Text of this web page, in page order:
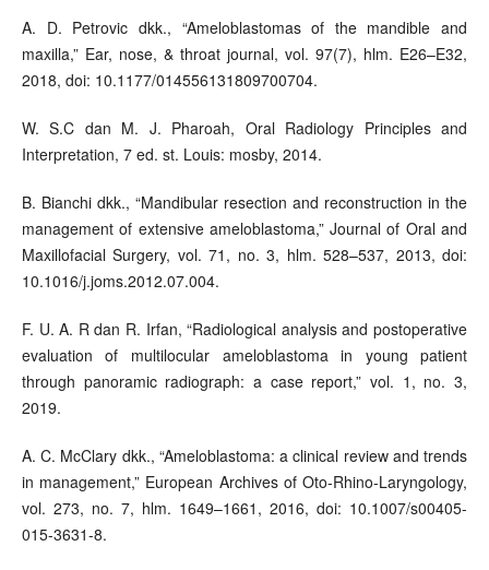
A. D. Petrovic dkk., “Ameloblastomas of the mandible and
maxilla,” Ear, nose, & throat journal, vol. 97(7), hlm. E26–E32,
2018, doi: 10.1177/014556131809700704.
W. S.C dan M. J. Pharoah, Oral Radiology Principles and
Interpretation, 7 ed. st. Louis: mosby, 2014.
B. Bianchi dkk., “Mandibular resection and reconstruction in the
management of extensive ameloblastoma,” Journal of Oral and
Maxillofacial Surgery, vol. 71, no. 3, hlm. 528–537, 2013, doi:
10.1016/j.joms.2012.07.004.
F. U. A. R dan R. Irfan, “Radiological analysis and postoperative
evaluation of multilocular ameloblastoma in young patient
through panoramic radiograph: a case report,” vol. 1, no. 3,
2019.
A. C. McClary dkk., “Ameloblastoma: a clinical review and trends
in management,” European Archives of Oto-Rhino-Laryngology,
vol. 273, no. 7, hlm. 1649–1661, 2016, doi: 10.1007/s00405-
015-3631-8.